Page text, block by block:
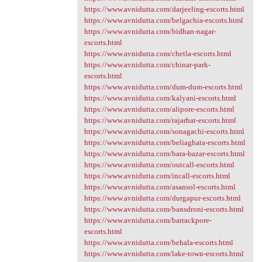
https://www.avnidutta.com/darjeeling-escorts.html
https://www.avnidutta.com/belgachia-escorts.html
https://www.avnidutta.com/bidhan-nagar-
escorts.html
https://www.avnidutta.com/chetla-escorts.html
https://www.avnidutta.com/chinar-park-
escorts.html
https://www.avnidutta.com/dum-dum-escorts.html
https://www.avnidutta.com/kalyani-escorts.html
https://www.avnidutta.com/alipore-escorts.html
https://www.avnidutta.com/rajarhat-escorts.html
https://www.avnidutta.com/sonagachi-escorts.html
https://www.avnidutta.com/beliaghata-escorts.html
https://www.avnidutta.com/bara-bazar-escorts.html
https://www.avnidutta.com/outcall-escorts.html
https://www.avnidutta.com/incall-escorts.html
https://www.avnidutta.com/asansol-escorts.html
https://www.avnidutta.com/durgapur-escorts.html
https://www.avnidutta.com/bansdroni-escorts.html
https://www.avnidutta.com/barrackpore-
escorts.html
https://www.avnidutta.com/behala-escorts.html
https://www.avnidutta.com/lake-town-escorts.html